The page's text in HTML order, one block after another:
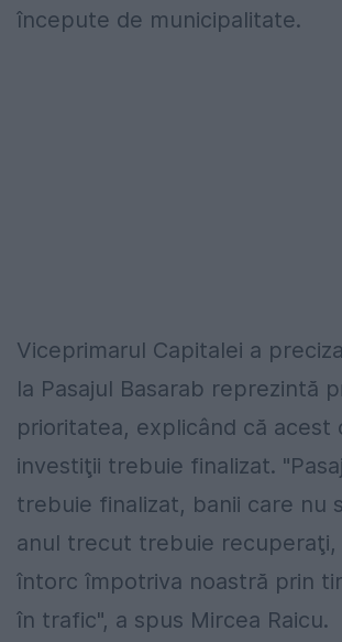
începute de municipalitate.
Viceprimarul Capitalei a
la Pasajul Basarab reprezintă
prioritatea, explicând că acest
investiţii trebuie finalizat.
trebuie finalizat, banii care nu
anul trecut trebuie recuperaţi,
întorc împotriva noastră prin
în trafic", a spus Mircea Raicu.